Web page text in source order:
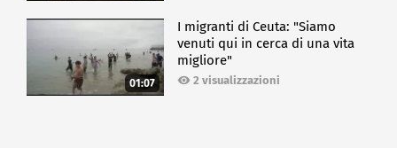
01:07
I migranti di Ceuta: "Siamo
venuti qui in cerca di una vita
migliore"
2 visualizzazioni